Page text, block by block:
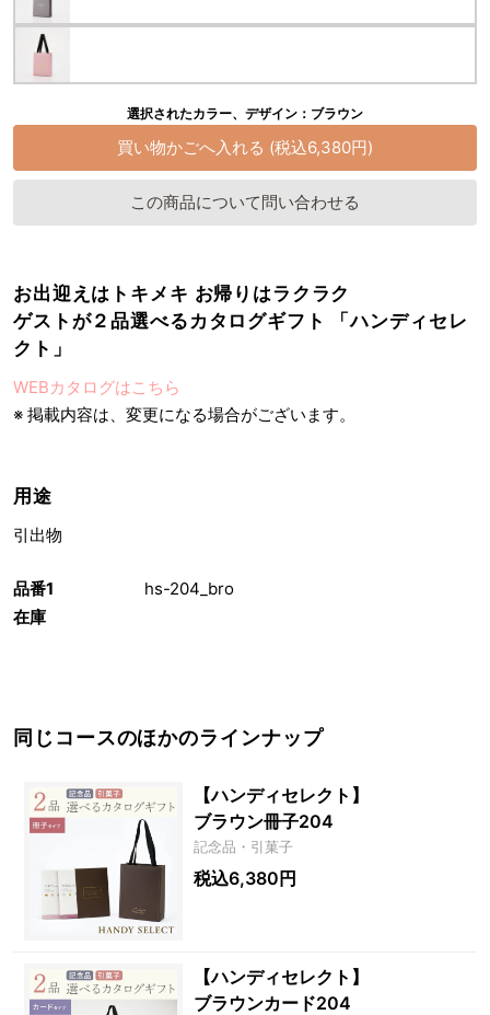
品番1
hs-204_bro
在庫
選択されたカラー、デザイン：ブラウン
この商品について問い合わせる
お出迎えはトキメキ お帰りはラクラク
ゲストが２品選べるカタログギフト 「ハンディセレ
クト」
WEBカタログはこちら
※ 掲載内容は、変更になる場合がございます。
用途
引出物
同じコースのほかのラインナップ
【ハンディセレクト】
ブラウン冊子204
記念品・引菓子
税込6,380円
【ハンディセレクト】
ブラウンカード204